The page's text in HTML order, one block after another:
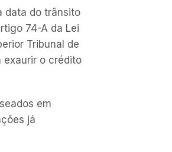
data do trânsito
74-A da Lei
Tribunal de
exaurir o crédito
em
já